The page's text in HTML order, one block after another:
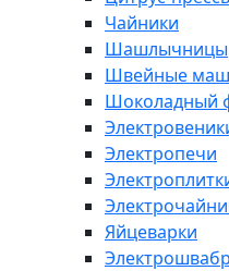
Чайники
Шашлычницы
Швейные
Шоколадный
Электропечи
Яйцеварки